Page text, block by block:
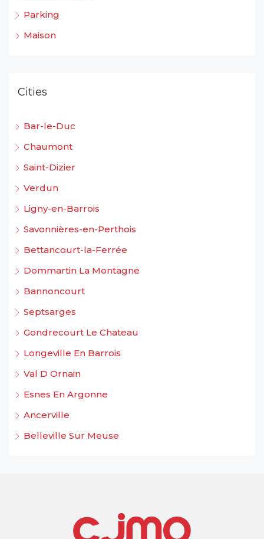
Parking
Maison
Cities
Bar-le-Duc
Chaumont
Saint-Dizier
Verdun
Ligny-en-Barrois
Savonnières-en-Perthois
Bettancourt-la-Ferrée
Dommartin La Montagne
Bannoncourt
Septsarges
Gondrecourt Le Chateau
Longeville En Barrois
Val D Ornain
Esnes En Argonne
Ancerville
Belleville Sur Meuse